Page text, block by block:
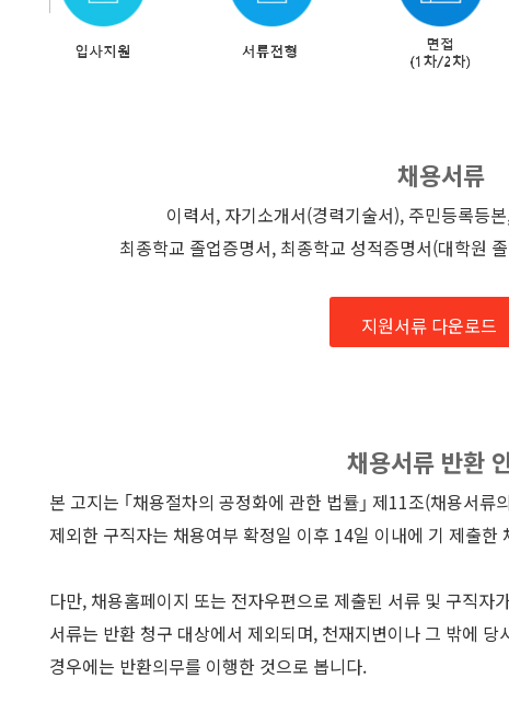
채용서류
이력서, 자기소개서(경력기술서), 주민등록등
최종학교 졸업증명서, 최종학교 성적증명서(대학원
지원서류 다운로드
채용서류 반환
본 고지는 ｢채용절차의 공정화에 관한 법률｣ 제11조(채용서류
제외한 구직자는 채용여부 확정일 이후 14일 이내에 기 제출한
다만, 채용홈페이지 또는 전자우편으로 제출된 서류 및 구직자
서류는 반환 청구 대상에서 제외되며, 천재지변이나 그 밖에
경우에는 반환의무를 이행한 것으로 봅니다.